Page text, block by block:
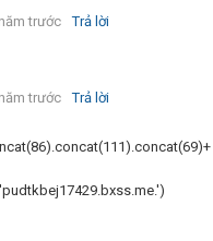
trước
Trả lời
trước
Trả lời